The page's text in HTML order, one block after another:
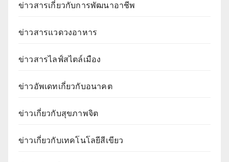
ข่าวสารเกี่ยวกับการพัฒนาอาชีพ
ข่าวสารแวดวงอาหาร
ข่าวสารไลฟ์สไตล์เมือง
ข่าวอัพเดทเกี่ยวกับอนาคต
ข่าวเกี่ยวกับสุขภาพจิต
ข่าวเกี่ยวกับเทคโนโลยีสีเขียว